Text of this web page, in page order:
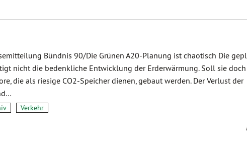
Bündnis 90/Die Grünen A20-Planung ist chaotisch Die
nicht die bedenkliche Entwicklung der Erderwärmung. Soll sie
die als riesige CO2-Speicher dienen, gebaut werden. Der Verlust der
Verkehr